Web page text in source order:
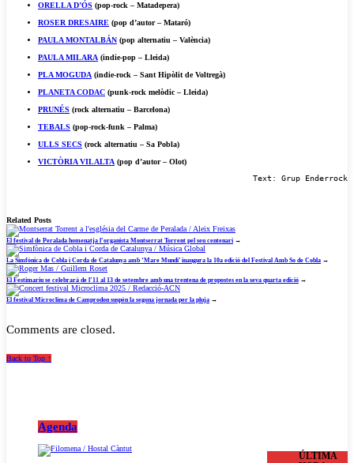
ORELLA D’ÓS (pop-rock – Matadepera)
ROSER DRESAIRE (pop d’autor – Mataró)
PAULA MONTALBÁN (pop alternatiu – València)
PAULA MILARA (indie-pop – Lleida)
PLA MOGUDA (indie-rock – Sant Hipòlit de Voltregà)
PLANETA CODAC (punk-rock melòdic – Lleida)
PRUNÉS (rock alternatiu – Barcelona)
TEBALS (pop-rock-funk – Palma)
ULLS SECS (rock alternatiu – Sa Pobla)
VICTÒRIA VILALTA (pop d’autor – Olot)
Text: Grup Enderrock
Related Posts
El festival de Peralada homenatja l’organista Montserrat Torrent pel seu centenari →
La Simfònica de Cobla i Corda de Catalunya amb ‘Mare Mundi’ inaugura la 10a edició del Festival Amb So de Cobla →
El Festimariu se celebrarà de l’11 al 13 de setembre amb una trentena de propostes en la seva quarta edició →
El festival Microclima de Camprodon suspèn la segona jornada per la pluja →
Comments are closed.
Back to Top ↑
Agenda
ÚLTIMA